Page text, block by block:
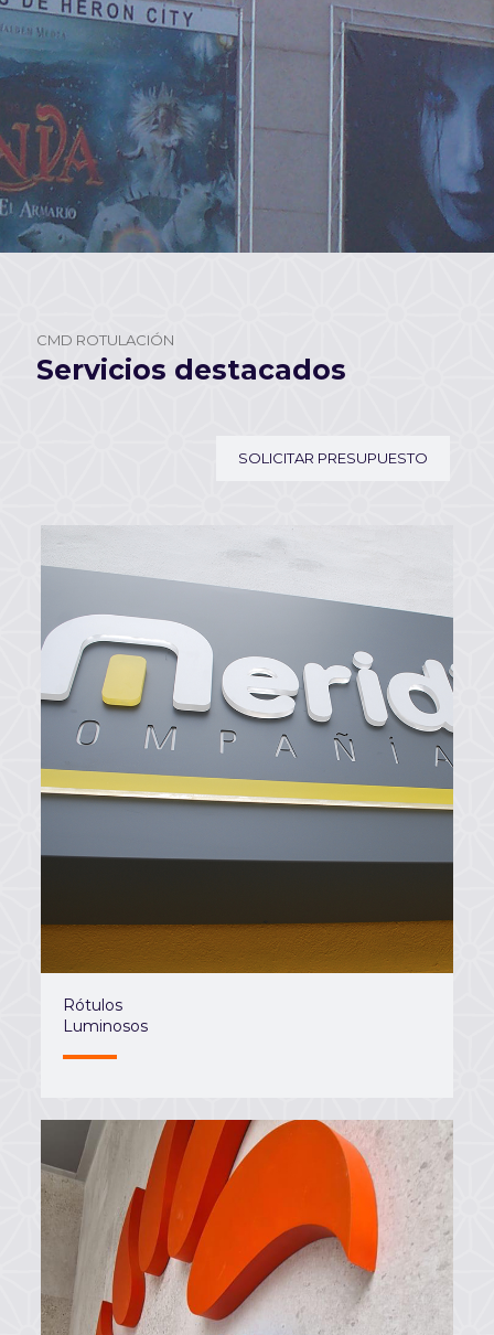
CMD ROTULACIÓN
Servicios destacados
SOLICITAR PRESUPUESTO
Rótulos
Luminosos